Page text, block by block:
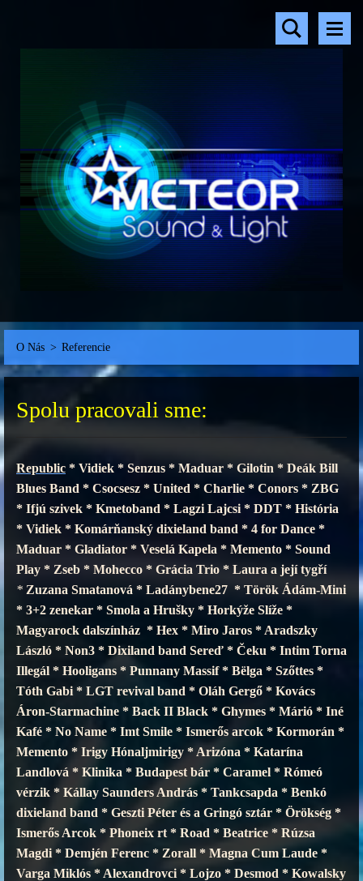
O Nás > Referencie
Spolu pracovali sme:
Republic * Vidiek * Senzus * Maduar * Gilotin * Deák Bill
Blues Band * Csocsesz * United * Charlie * Conors * ZBG
* Ifjú szivek * Kmetoband * Lagzi Lajcsi * DDT * História
* Vidiek * Komárňanský dixieland band * 4 for Dance *
Maduar * Gladiator * Veselá Kapela * Memento * Sound
Play * Zseb * Mohecco * Grácia Trio * Laura a její tygří
* Zuzana Smatanová * Ladánybene27 * Török Ádám-Mini
* 3+2 zenekar * Smola a Hrušky * Horkýže Slíže *
Magyarock dalszínház * Hex * Miro Jaros * Aradszky
László * Non3 * Dixiland band Sereď * Čeku * Intim Torna
Illegál * Hooligans * Punnany Massif * Bëlga * Szőttes *
Tóth Gabi * LGT revival band * Oláh Gergő * Kovács
Áron-Starmachine * Back II Black * Ghymes * Márió * Iné
Kafé * No Name * Imt Smile * Ismerős arcok * Kormorán *
Memento * Irigy Hónaljmirigy * Arizóna * Katarína
Landlová * Klinika * Budapest bár * Caramel * Rómeó
vérzik * Kállay Saunders András * Tankcsapda * Benkó
dixieland band * Geszti Péter és a Gringó sztár * Örökség *
Ismerős Arcok * Phoneix rt * Road * Beatrice * Rúzsa
Magdi * Demjén Ferenc * Zorall * Magna Cum Laude *
Varga Miklós * Alexandrovci * Lojzo * Desmod * Kowalsky